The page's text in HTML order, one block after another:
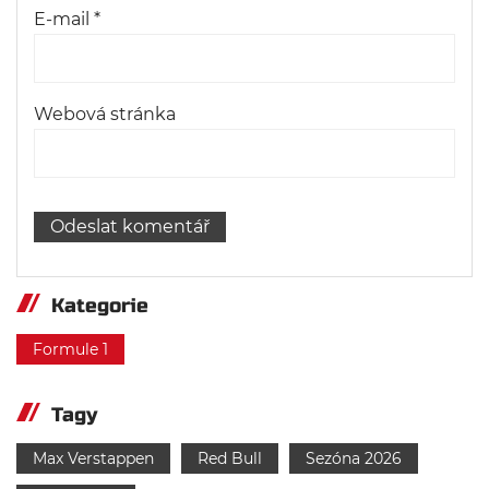
E-mail *
Webová stránka
Kategorie
Formule 1
Tagy
Max Verstappen Red Bull Sezóna 2026